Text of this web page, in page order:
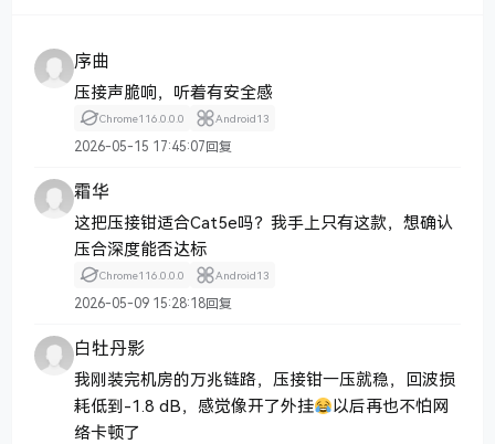
序曲
压接声脆响，听着有安全感
Chrome116.0.0.0 Android13
2026-05-15 17:45:07回复
霜华
这把压接钳适合Cat5e吗？我手上只有这款，想确认
压合深度能否达标
Chrome116.0.0.0 Android13
2026-05-09 15:28:18回复
白牡丹影
我刚装完机房的万兆链路，压接钳一压就稳，回波损
耗低到-1.8 dB，感觉像开了外挂
以后再也不怕网
络卡顿了